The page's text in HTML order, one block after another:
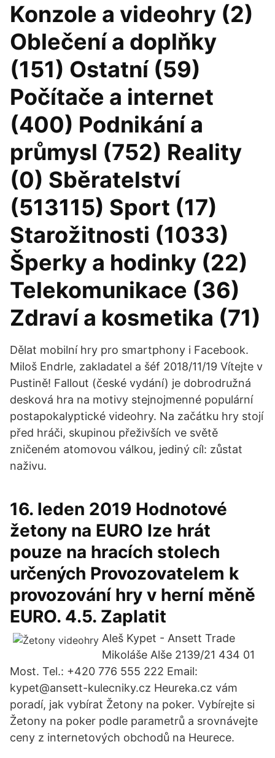
Konzole a videohry (2)
Oblečení a doplňky
(151) Ostatní (59)
Počítače a internet
(400) Podnikání a
průmysl (752) Reality
(0) Sběratelství
(513115) Sport (17)
Starožitnosti (1033)
Šperky a hodinky (22)
Telekomunikace (36)
Zdraví a kosmetika (71)
Dělat mobilní hry pro smartphony i Facebook.
Miloš Endrle, zakladatel a šéf 2018/11/19 Vítejte v
Pustině! Fallout (české vydání) je dobrodružná
desková hra na motivy stejnojmenné populární
postapokalyptické videohry. Na začátku hry stojí
před hráči, skupinou přeživších ve světě
zničeném atomovou válkou, jediný cíl: zůstat
naživu.
16. leden 2019 Hodnotové
žetony na EURO Ize hrát
pouze na hracích stolech
určených Provozovatelem k
provozování hry v herní měně
EURO. 4.5. Zaplatit
Aleš Kypet - Ansett Trade
Mikoláše Alše 2139/21 434 01
Most. Tel.: +420 776 555 222 Email:
kypet@ansett-kulecniky.cz Heureka.cz vám
poradí, jak vybírat Žetony na poker. Vybírejte si
Žetony na poker podle parametrů a srovnávejte
ceny z internetových obchodů na Heurece.